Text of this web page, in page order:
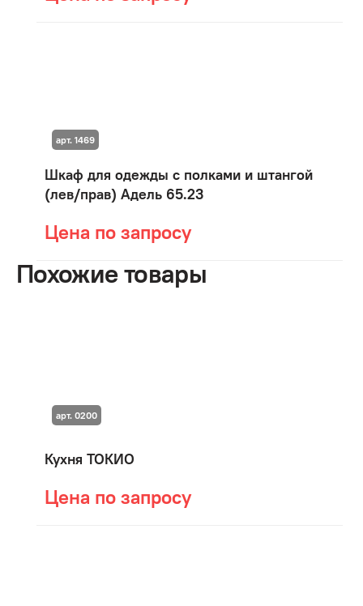
Шкаф для одежды с полками и штангой
(лев/прав) Адель 65.23
Цена по запросу
арт. 1469
Похожие товары
Кухня ТОКИО
Цена по запросу
арт. 0200